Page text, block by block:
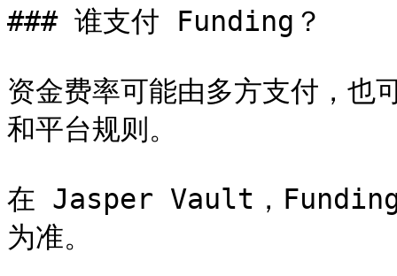
### 谁支付 Funding？
资金费率可能由多方支付，也
和平台规则。
在 Jasper Vault，Funding
为准。